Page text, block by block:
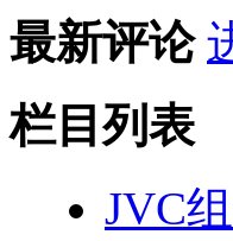
最新评论
栏目列表
JVC